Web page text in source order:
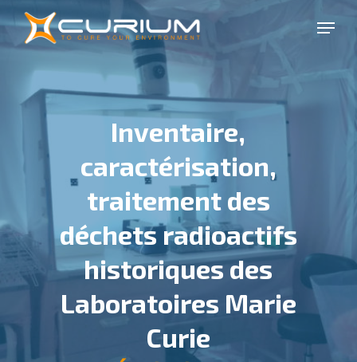
Skip
main
content
Menu
Inventaire,
caractérisation,
traitement des
déchets radioactifs
historiques des
Laboratoires Marie
Curie
Menu